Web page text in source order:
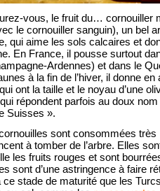
vous, le fruit du… cornouiller
le cornouiller sanguin), un bel
qui aime les sols calcaires et
En France, il pousse surtout
Ardennes) et dans le
à la fin de l’hiver, il donne
ont la taille et le noyau d’une
répondent parfois au doux nom
Suisses ».
sont consommées
à tomber de l’arbre. Elles
les fruits rouges et sont
sont d’une astringence à faire
ce stade de maturité que les